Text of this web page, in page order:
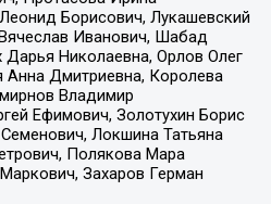
Борисович, Лукашевский
Иванович, Шабад
Дарья Николаевна, Орлов Олег
Дмитриевна, Королева
Владимир
Ефимович, Золотухин Борис
Локшина Татьяна
Полякова Мара
Захаров Герман